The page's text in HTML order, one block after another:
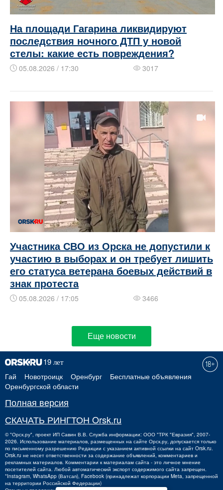
На площади Гагарина ликвидируют
последствия ночного ДТП у новой
стелы: какие есть повреждения?
05.08.2026 / 17:30 3017
Участника СВО из Орска не допустили к
участию в выборах и он требует лишить
его статуса ветерана боевых действий в
знак протеста
05.08.2026 / 17:05 3466
Еще новости
Гай Новотроицк Оренбург
Бесплатные объявления
Оренбургской области
Полная версия
СКАЧАТЬ РИНГТОН Orsk.ru
©"Орск.ру" , проект ИП Савин В.В. Служба информации: ООО "ТРК "Евразия", 2007-
2026. Использование материалов, размещенных на сайте Орск.ру, допускается только
по письменному разрешению Редакции с указанием активной ссылки на сайт Orsk.ru.
Orsk.ru не несет ответственности за содержание объявлений, комментариев и
рекламных материалов. Комментарии к материалам сайта - это личное мнение
посетителей сайта. Любой автоматический экспорт содержимого сайта запрещен.
*Instagram, WhatsApp (Ватсап), Facebook (принадлежат корпорации Meta, запрещенной
на территории Российской Федерации)